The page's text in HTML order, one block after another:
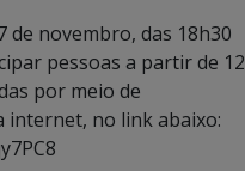
de novembro, das 18h30
pessoas a partir de 12
por meio de
no link abaixo: